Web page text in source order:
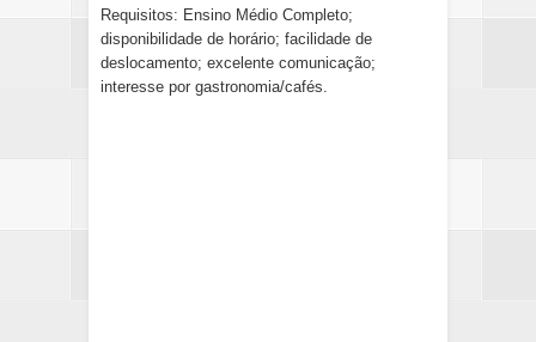
Requisitos: Ensino Médio Completo;
disponibilidade de horário; facilidade de
deslocamento; excelente comunicação;
interesse por gastronomia/cafés.